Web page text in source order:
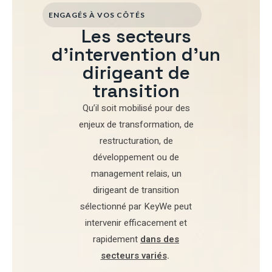
ENGAGÉS À VOS CÔTÉS
Les secteurs
d'intervention d'un
dirigeant de
transition
Qu’il soit mobilisé pourdes
enjeux de transformation, de
restructuration, de
développementou de
management relais, un
dirigeant de transition
sélectionné par KeyWe peut
intervenir efficacement et
rapidement dans des
secteurs variés.